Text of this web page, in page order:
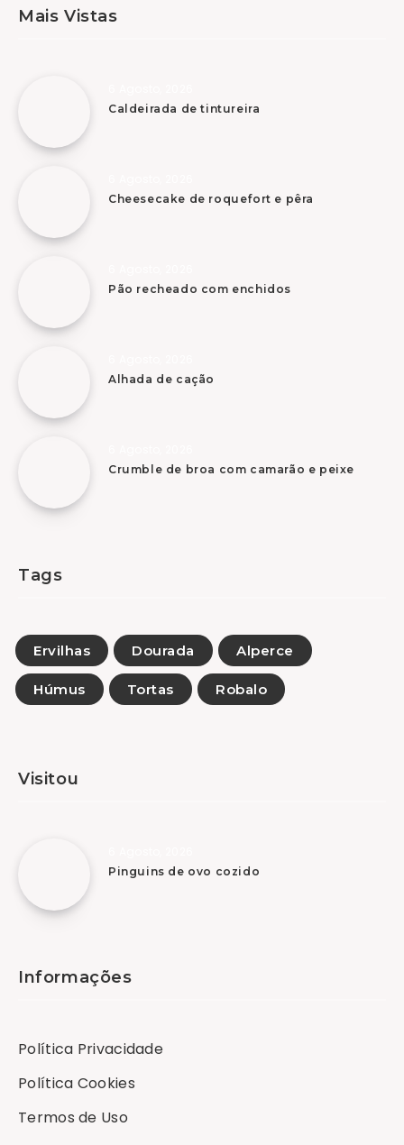
Mais Vistas
Caldeirada de tintureira
Cheesecake de roquefort e pêra
Pão recheado com enchidos
Alhada de cação
Crumble de broa com camarão e peixe
Tags
Ervilhas Dourada Alperce
Húmus Tortas Robalo
Visitou
Pinguins de ovo cozido
Informações
Política Privacidade
Política Cookies
Termos de Uso